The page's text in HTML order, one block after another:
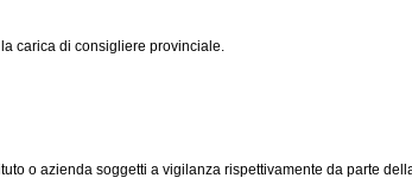
carica di consigliere provinciale.
o azienda soggetti a vigilanza rispettivamente da parte